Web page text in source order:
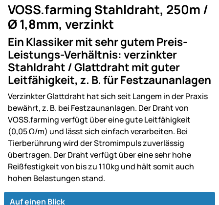
VOSS.farming Stahldraht, 250m /
Ø 1,8mm, verzinkt
Ein Klassiker mit sehr gutem Preis-
Leistungs-Verhältnis: verzinkter
Stahldraht / Glattdraht mit guter
Leitfähigkeit, z. B. für Festzaunanlagen
Verzinkter Glattdraht hat sich seit Langem in der Praxis
bewährt, z. B. bei Festzaunanlagen. Der Draht von
VOSS.farming verfügt über eine gute Leitfähigkeit
(0,05 Ω/m) und lässt sich einfach verarbeiten. Bei
Tierberührung wird der Stromimpuls zuverlässig
übertragen. Der Draht verfügt über eine sehr hohe
Reißfestigkeit von bis zu 110kg und hält somit auch
hohen Belastungen stand.
Auf einen Blick